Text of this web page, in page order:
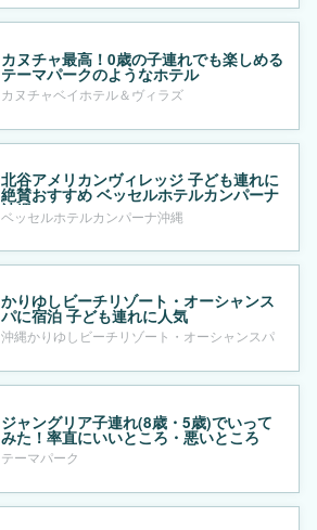
カヌチャ最高！0歳の子連れでも楽しめる
テーマパークのようなホテル
カヌチャベイホテル＆ヴィラズ
北谷アメリカンヴィレッジ 子ども連れに
絶賛おすすめ ベッセルホテルカンパーナ
沖縄
ベッセルホテルカンパーナ沖縄
かりゆしビーチリゾート・オーシャンス
パに宿泊 子ども連れに人気
沖縄かりゆしビーチリゾート・オーシャンスパ
ジャングリア子連れ(8歳・5歳)でいって
みた！率直にいいところ・悪いところ
テーマパーク